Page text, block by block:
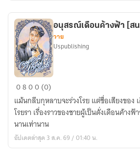
อนุสรณ์
เดือน
ค้าง
ฟ้า
[สนพ.Us]
อนุสรณ์เดือนค้างฟ้า [ส
วาย
Uspublishing
0800 (0)
แม้นกลีบกุหลาบจะร่วงโรย แต่ชื่อเสียงของ
โรยรา เรื่องราวของชายผู้เป็นดั่งเดือนค้าง
นานเท่านาน
อัปเดตล่าสุด 3 ส.ค. 69 / 01:40 น.